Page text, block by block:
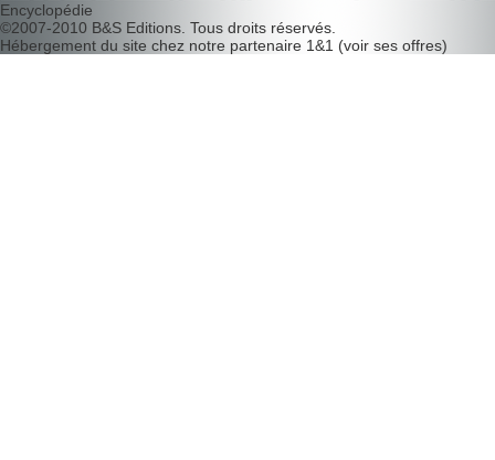
Encyclopédie
©2007-2010 B&S Editions . Tous droits réservés.
Hébergement du site chez notre partenaire 1&1 (voir ses offres)